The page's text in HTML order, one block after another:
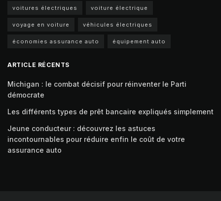
voitures électriques voiture électrique
voyage en voiture véhicules électriques
économies assurance auto équipement auto
ARTICLE RÉCENTS
Michigan : le combat décisif pour réinventer le Parti
démocrate
Les différents types de prêt bancaire expliqués simplement
Jeune conducteur : découvrez les astuces
incontournables pour réduire enfin le coût de votre
assurance auto